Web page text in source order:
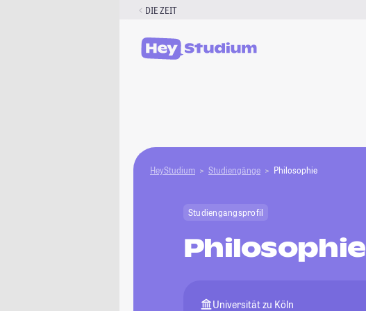
DIE ZEIT
HeyStudium Studiengänge Philosophie
Studiengangsprofil
Philosophie
Universität zu Köln